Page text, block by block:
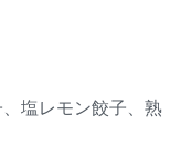
塩レモン餃子、熟